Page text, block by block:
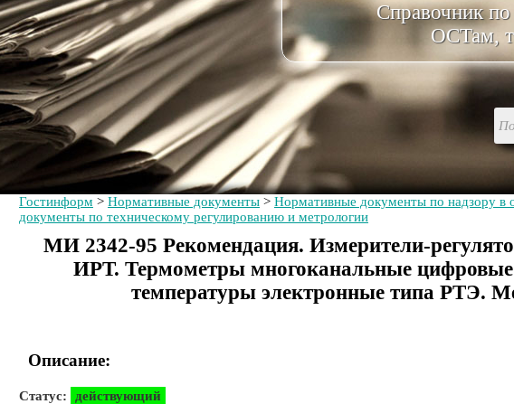
Справочник
ОСТам,
Гостинформ > Нормативные документы > Нормативные документы по надзору в
документы по техническому регулированию и метрологии
МИ 2342-95 Рекомендация. Измерители-
ИРТ. Термометры многоканальные
температуры электронные типа РТЭ.
Описание:
Статус: действующий